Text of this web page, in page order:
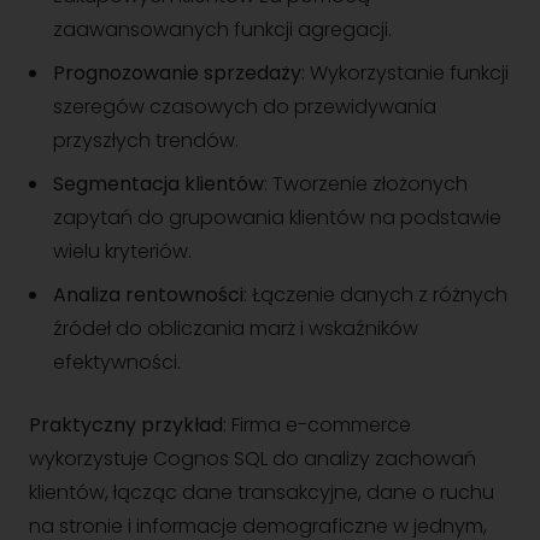
zaawansowanych funkcji agregacji.
Prognozowanie sprzedaży: Wykorzystanie funkcji
szeregów czasowych do przewidywania
przyszłych trendów.
Segmentacja klientów: Tworzenie złożonych
zapytań do grupowania klientów na podstawie
wielu kryteriów.
Analiza rentowności: Łączenie danych z różnych
źródeł do obliczania marż i wskaźników
efektywności.
Praktyczny przykład: Firma e-commerce
wykorzystuje Cognos SQL do analizy zachowań
klientów, łącząc dane transakcyjne, dane o ruchu
na stronie i informacje demograficzne w jednym,